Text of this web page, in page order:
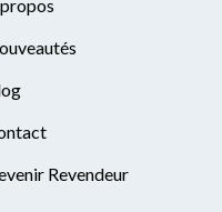
Revendeur